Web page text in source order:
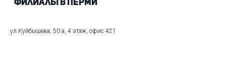
Филиалы в Перми
ул.Куйбышева, 50 а, 4 этаж, офис 421